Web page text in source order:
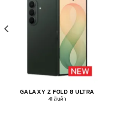
GALAXY Z FOLD 8 ULTRA
41 สินค้า